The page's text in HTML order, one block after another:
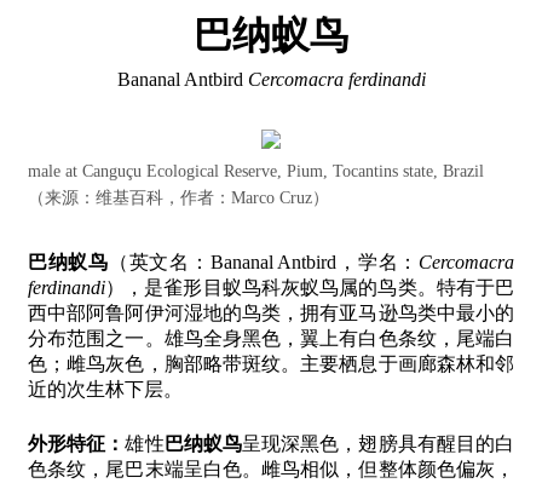
巴纳蚁鸟
Bananal Antbird Cercomacra ferdinandi
male at Canguçu Ecological Reserve, Pium, Tocantins state, Brazil
（来源：维基百科，作者：Marco Cruz）
巴纳蚁鸟 （英文名：Bananal Antbird，学名： Cercomacra
ferdinandi），是雀形目蚁鸟科灰蚁鸟属的鸟类。特有于巴
西中部阿鲁阿伊河湿地的鸟类，拥有亚马逊鸟类中最小的
分布范围之一。雄鸟全身黑色，翼上有白色条纹，尾端白
色；雌鸟灰色，胸部略带斑纹。主要栖息于画廊森林和邻
近的次生林下层。
外形特征：雄性 巴纳蚁鸟呈现深黑色，翅膀具有醒目的白
色条纹，尾巴末端呈白色。雌鸟相似，但整体颜色偏灰，